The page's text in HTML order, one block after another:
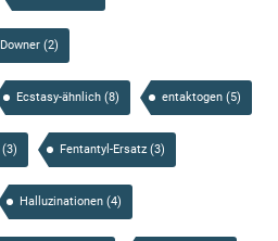
Downer (2)
Ecstasy-ähnlich (8) entaktogen (5)
(3) Fentantyl-Ersatz (3)
Halluzinationen (4)